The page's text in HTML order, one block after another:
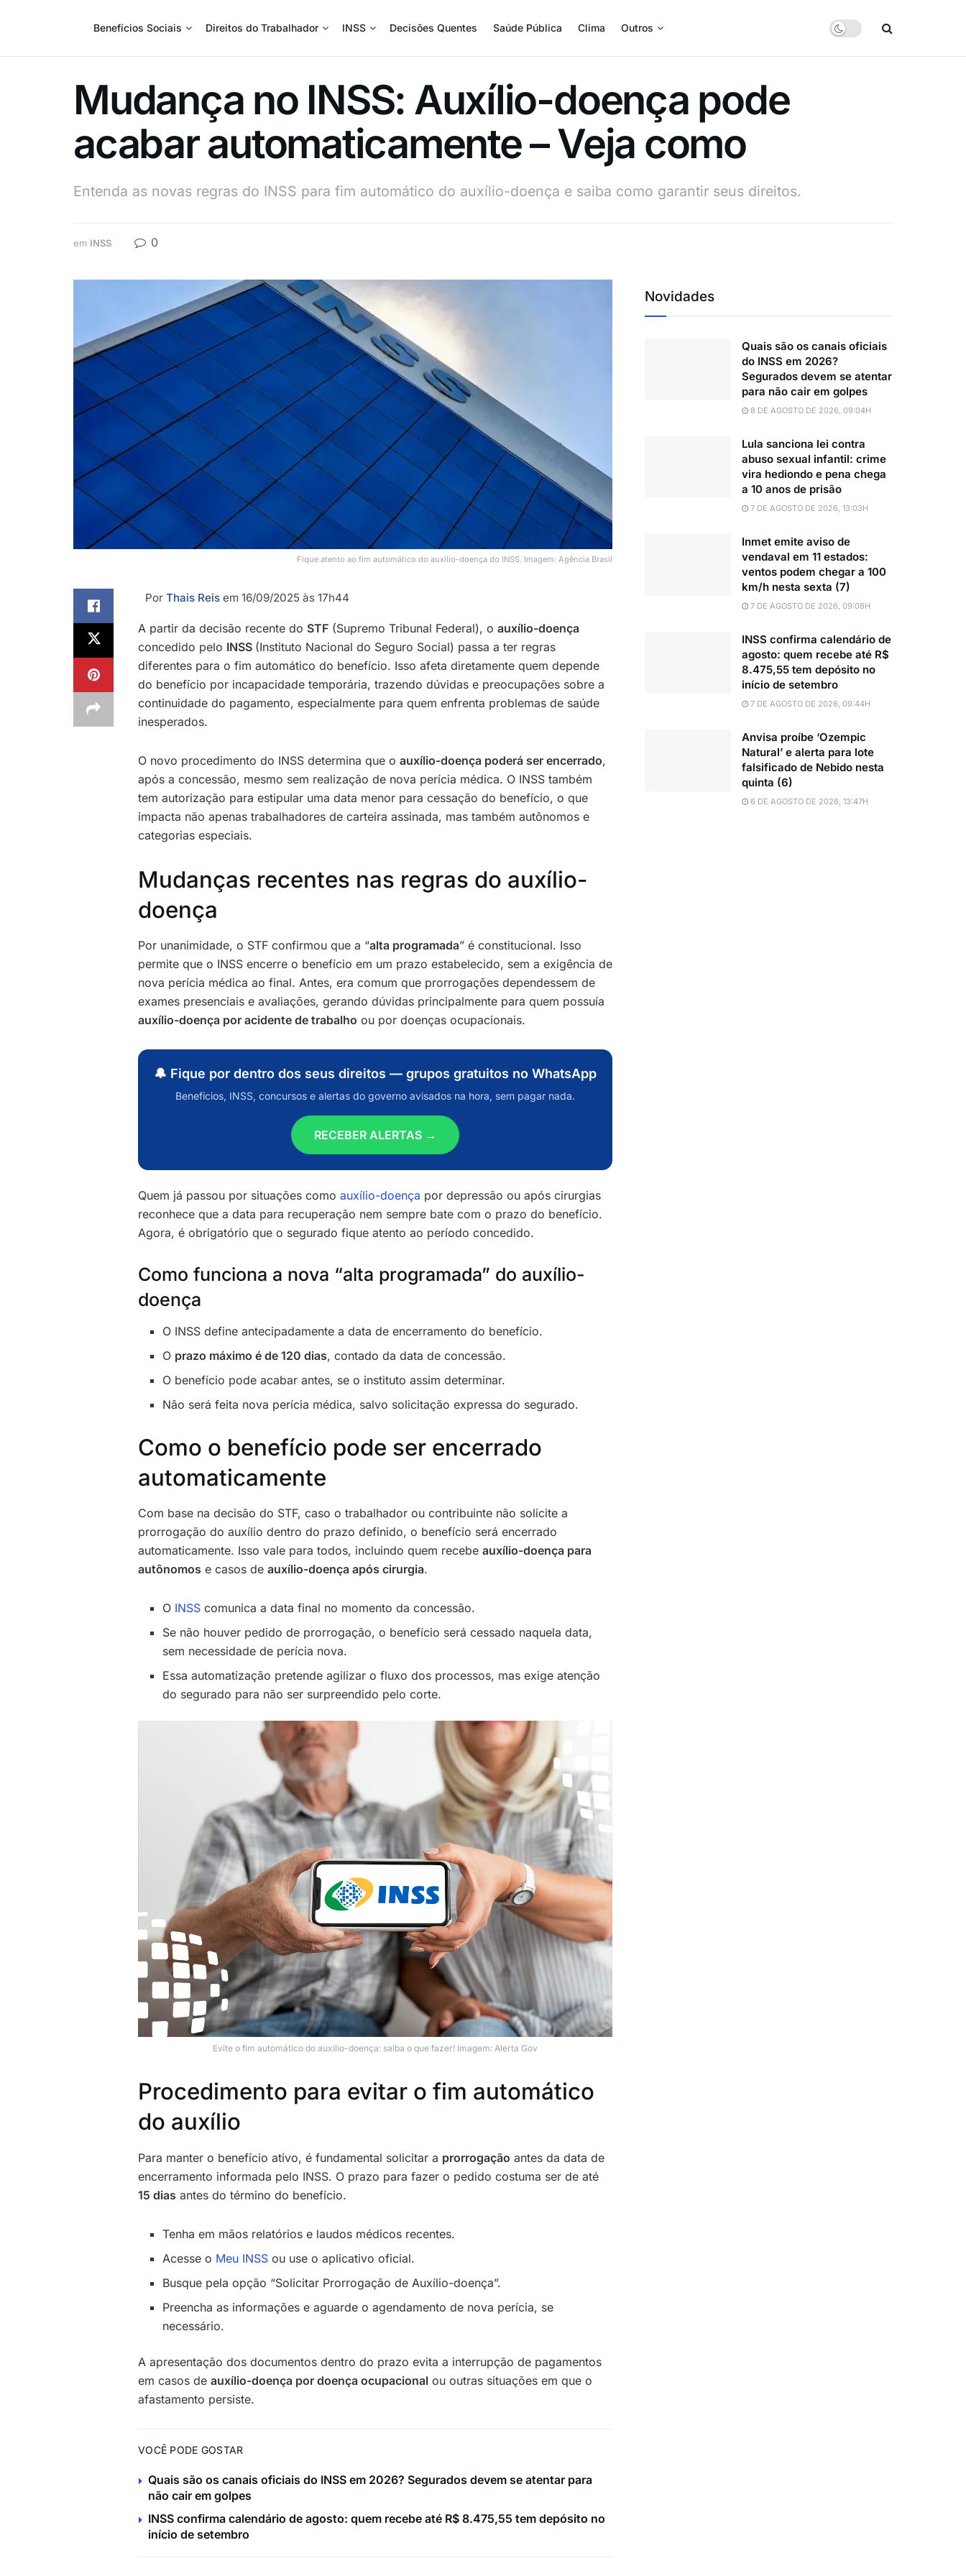
Benefícios Sociais Direitos do Trabalhador INSS Decisões Quentes Saúde Pública Clima Outros
Mudança no INSS: Auxílio-doença pode
acabar automaticamente – Veja como
Entenda as novas regras do INSS para fim automático do auxílio-doença e saiba como garantir seus direitos.
em INSS 0
Fique atento ao fim automático do auxílio-doença do INSS. Imagem: Agência Brasil
Por Thais Reis em 16/09/2025 às 17h44
A partir da decisão recente do STF (Supremo Tribunal Federal), o auxílio-doença
concedido pelo INSS (Instituto Nacional do Seguro Social) passa a ter regras
diferentes para o fim automático do benefício. Isso afeta diretamente quem depende
do benefício por incapacidade temporária, trazendo dúvidas e preocupações sobre a
continuidade do pagamento, especialmente para quem enfrenta problemas de saúde
inesperados.
O novo procedimento do INSS determina que o auxílio-doença poderá ser encerrado,
após a concessão, mesmo sem realização de nova perícia médica. O INSS também
tem autorização para estipular uma data menor para cessação do benefício, o que
impacta não apenas trabalhadores de carteira assinada, mas também autônomos e
categorias especiais.
Mudanças recentes nas regras do auxílio-
doença
Por unanimidade, o STF confirmou que a “alta programada” é constitucional. Isso
permite que o INSS encerre o benefício em um prazo estabelecido, sem a exigência de
nova perícia médica ao final. Antes, era comum que prorrogações dependessem de
exames presenciais e avaliações, gerando dúvidas principalmente para quem possuía
auxílio-doença por acidente de trabalho ou por doenças ocupacionais.
🔔 Fique por dentro dos seus direitos — grupos gratuitos no WhatsApp
Benefícios, INSS, concursos e alertas do governo avisados na hora, sem pagar nada.
RECEBER ALERTAS →
Quem já passou por situações como auxílio-doença por depressão ou após cirurgias
reconhece que a data para recuperação nem sempre bate com o prazo do benefício.
Agora, é obrigatório que o segurado fique atento ao período concedido.
Como funciona a nova “alta programada” do auxílio-
doença
O INSS define antecipadamente a data de encerramento do benefício.
O prazo máximo é de 120 dias, contado da data de concessão.
O benefício pode acabar antes, se o instituto assim determinar.
Não será feita nova perícia médica, salvo solicitação expressa do segurado.
Como o benefício pode ser encerrado
automaticamente
Com base na decisão do STF, caso o trabalhador ou contribuinte não solicite a
prorrogação do auxílio dentro do prazo definido, o benefício será encerrado
automaticamente. Isso vale para todos, incluindo quem recebe auxílio-doença para
autônomos e casos de auxílio-doença após cirurgia.
O INSS comunica a data final no momento da concessão.
Se não houver pedido de prorrogação, o benefício será cessado naquela data,
sem necessidade de perícia nova.
Essa automatização pretende agilizar o fluxo dos processos, mas exige atenção
do segurado para não ser surpreendido pelo corte.
Evite o fim automático do auxílio-doença: saiba o que fazer! Imagem: Alerta Gov
Procedimento para evitar o fim automático
do auxílio
Para manter o benefício ativo, é fundamental solicitar a prorrogação antes da data de
encerramento informada pelo INSS. O prazo para fazer o pedido costuma ser de até
15 dias antes do término do benefício.
Tenha em mãos relatórios e laudos médicos recentes.
Acesse o Meu INSS ou use o aplicativo oficial.
Busque pela opção “Solicitar Prorrogação de Auxílio-doença”.
Preencha as informações e aguarde o agendamento de nova perícia, se
necessário.
A apresentação dos documentos dentro do prazo evita a interrupção de pagamentos
em casos de auxílio-doença por doença ocupacional ou outras situações em que o
afastamento persiste.
VOCÊ PODE GOSTAR
Quais são os canais oficiais do INSS em 2026? Segurados devem se atentar para
não cair em golpes
INSS confirma calendário de agosto: quem recebe até R$ 8.475,55 tem depósito no
início de setembro
Novidades
Quais são os canais oficiais
do INSS em 2026?
Segurados devem se atentar
para não cair em golpes
8 DE AGOSTO DE 2026, 09:04H
Lula sanciona lei contra
abuso sexual infantil: crime
vira hediondo e pena chega
a 10 anos de prisão
7 DE AGOSTO DE 2026, 13:03H
Inmet emite aviso de
vendaval em 11 estados:
ventos podem chegar a 100
km/h nesta sexta (7)
7 DE AGOSTO DE 2026, 09:08H
INSS confirma calendário de
agosto: quem recebe até R$
8.475,55 tem depósito no
início de setembro
7 DE AGOSTO DE 2026, 09:44H
Anvisa proíbe ‘Ozempic
Natural’ e alerta para lote
falsificado de Nebido nesta
quinta (6)
6 DE AGOSTO DE 2026, 13:47H